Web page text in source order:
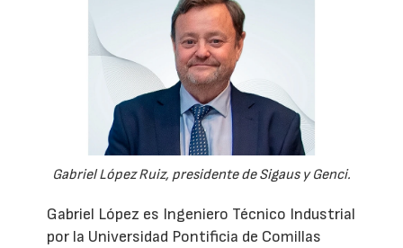
Gabriel López Ruiz, presidente de Sigaus y Genci.
Gabriel López es Ingeniero Técnico Industrial
por la Universidad Pontificia de Comillas